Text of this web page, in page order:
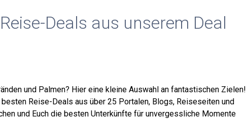
Deals aus unserem Deal
und Palmen? Hier eine kleine Auswahl an fantastischen Zielen!
besten Reise-Deals aus über 25 Portalen, Blogs, Reiseseiten und
und Euch die besten Unterkünfte für unvergessliche Momente